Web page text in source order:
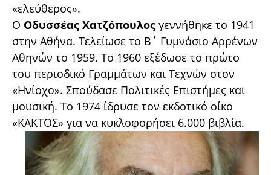
«ελεύθερος».
Ο Οδυσσέας Χατζόπουλος γεννήθηκε το 1941
στην Αθήνα. Τελείωσε το Β΄ Γυμνάσιο Αρρένων
Αθηνών το 1959. Το 1960 εξέδωσε το πρώτο
του περιοδικό Γραμμάτων και Τεχνών στον
«Ηνίοχο». Σπούδασε Πολιτικές Επιστήμες και
μουσική. Το 1974 ίδρυσε τον εκδοτικό οίκο
«ΚΑΚΤΟΣ» για να κυκλοφορήσει 6.000 βιβλία.